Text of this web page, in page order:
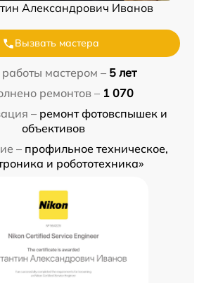
Александрович Иванов
Вызвать мастера
мастером – 5 лет
ремонтов – 1 070
– ремонт фотовспышек и
объективов
– профильное техническое,
и робототехника»